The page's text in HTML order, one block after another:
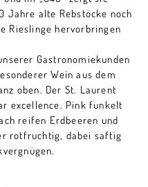
Jahre alte Rebstöcke noch
Rieslinge hervorbringen
Gastronomiekunden
Wein aus dem
oben. Der St. Laurent
excellence. Pink funkelt
reifen Erdbeeren und
rotfruchtig, dabei saftig